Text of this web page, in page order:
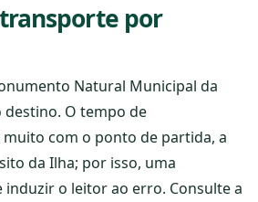
por
Natural Municipal da
destino. O tempo de
com o ponto de partida, a
da Ilha; por isso, uma
induzir o leitor ao erro. Consulte a